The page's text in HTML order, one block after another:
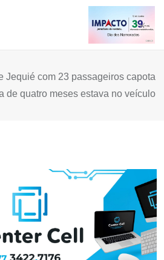
Jequié com 23 passageiros capota
de quatro meses estava no veículo